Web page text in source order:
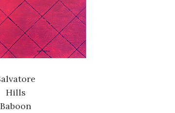
Hills
Baboon